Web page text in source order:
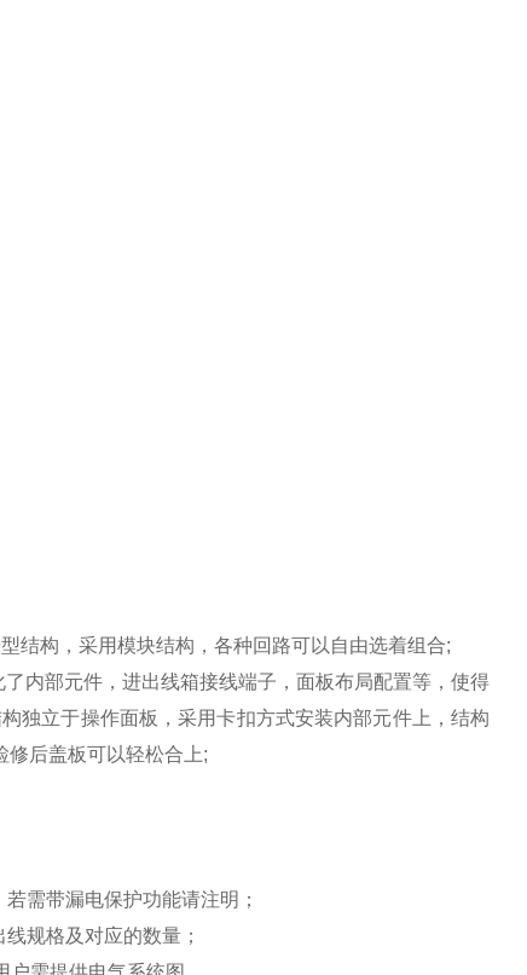
结构，采用模块结构，各种回路可以自由选着组合;
内部元件，进出线箱接线端子，面板布局配置等，使得
独立于操作面板，采用卡扣方式安装内部元件上，结构
修后盖板可以轻松合上;
需带漏电保护功能请注明；
规格及对应的数量；